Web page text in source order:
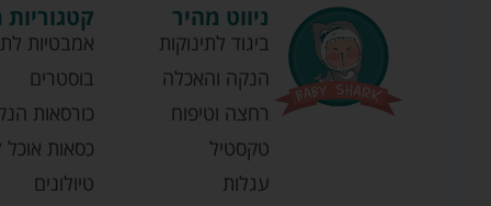
ניווט מהיר
ביגוד לתינוקות
הנקה והאכלה
רחצה וטיפוח
טקסטיל
עגלות
אמבטיות
בוסטרים
כורסאות
כסאות אוכל
טיולונים